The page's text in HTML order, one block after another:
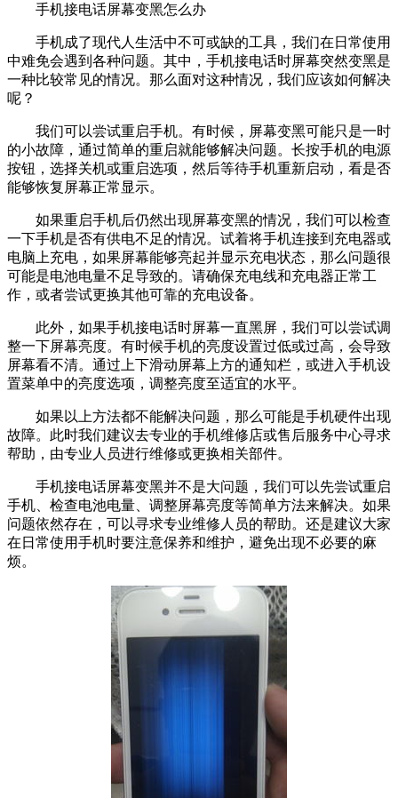
手机接电话屏幕变黑怎么办
手机成了现代人生活中不可或缺的工具，我们在日常使用
中难免会遇到各种问题。其中，手机接电话时屏幕突然变黑是
一种比较常见的情况。那么面对这种情况，我们应该如何解决
呢？
我们可以尝试重启手机。有时候，屏幕变黑可能只是一时
的小故障，通过简单的重启就能够解决问题。长按手机的电源
按钮，选择关机或重启选项，然后等待手机重新启动，看是否
能够恢复屏幕正常显示。
如果重启手机后仍然出现屏幕变黑的情况，我们可以检查
一下手机是否有供电不足的情况。试着将手机连接到充电器或
电脑上充电，如果屏幕能够亮起并显示充电状态，那么问题很
可能是电池电量不足导致的。请确保充电线和充电器正常工
作，或者尝试更换其他可靠的充电设备。
此外，如果手机接电话时屏幕一直黑屏，我们可以尝试调
整一下屏幕亮度。有时候手机的亮度设置过低或过高，会导致
屏幕看不清。通过上下滑动屏幕上方的通知栏，或进入手机设
置菜单中的亮度选项，调整亮度至适宜的水平。
如果以上方法都不能解决问题，那么可能是手机硬件出现
故障。此时我们建议去专业的手机维修店或售后服务中心寻求
帮助，由专业人员进行维修或更换相关部件。
手机接电话屏幕变黑并不是大问题，我们可以先尝试重启
手机、检查电池电量、调整屏幕亮度等简单方法来解决。如果
问题依然存在，可以寻求专业维修人员的帮助。还是建议大家
在日常使用手机时要注意保养和维护，避免出现不必要的麻
烦。